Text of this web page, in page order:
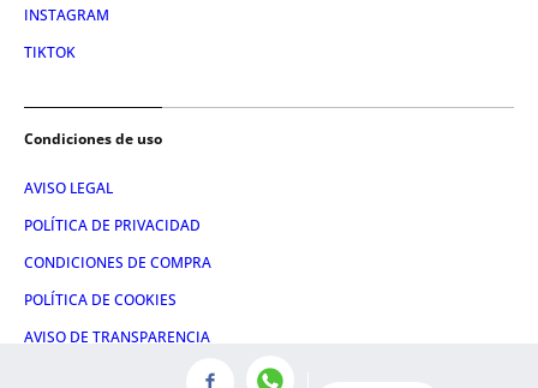
INSTAGRAM
TIKTOK
Condiciones de uso
AVISO LEGAL
POLÍTICA DE PRIVACIDAD
CONDICIONES DE COMPRA
POLÍTICA DE COOKIES
AVISO DE TRANSPARENCIA